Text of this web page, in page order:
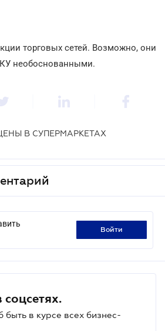
торговых сетей. Возможно, они
необоснованными.
В СУПЕРМАРКЕТАХ
войти
соцсетях.
быть в курсе всех бизнес-